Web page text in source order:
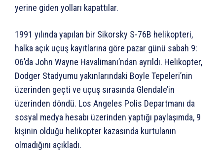
yerine giden yolları kapattılar.
1991 yılında yapılan bir Sikorsky S-76B helikopteri,
halka açık uçuş kayıtlarına göre pazar günü sabah 9:
06’da John Wayne Havalimanı’ndan ayrıldı. Helikopter,
Dodger Stadyumu yakınlarındaki Boyle Tepeleri’nin
üzerinden geçti ve uçuş sırasında Glendale’in
üzerinden döndü. Los Angeles Polis Departmanı da
sosyal medya hesabı üzerinden yaptığı paylaşımda, 9
kişinin olduğu helikopter kazasında kurtulanın
olmadığını açıkladı.